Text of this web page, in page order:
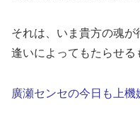
それは、いま貴方の魂
逢いによってもたらせる
廣瀬センセの今日も上